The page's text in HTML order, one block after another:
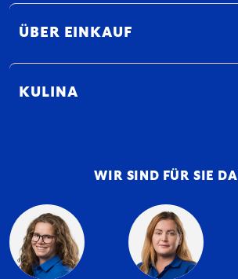
ÜBER EINKAUF
KULINA
WIR SIND FÜR SIE DA